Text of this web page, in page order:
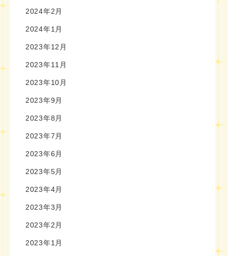
2024年2月
2024年1月
2023年12月
2023年11月
2023年10月
2023年9月
2023年8月
2023年7月
2023年6月
2023年5月
2023年4月
2023年3月
2023年2月
2023年1月